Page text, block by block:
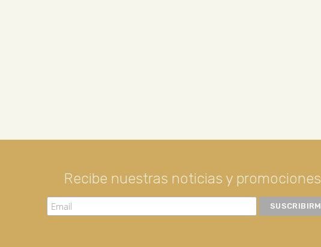
Recibe nuestras noticias y promociones